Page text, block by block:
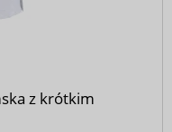
z krótkim